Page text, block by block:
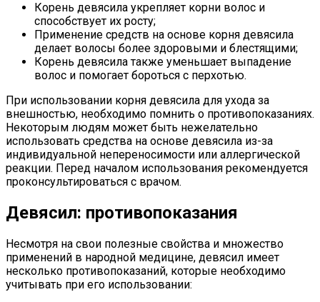
Корень девясила укрепляет корни волос и
способствует их росту;
Применение средств на основе корня девясила
делает волосы более здоровыми и блестящими;
Корень девясила также уменьшает выпадение
волос и помогает бороться с перхотью.
При использовании корня девясила для ухода за
внешностью, необходимо помнить о противопоказаниях.
Некоторым людям может быть нежелательно
использовать средства на основе девясила из-за
индивидуальной непереносимости или аллергической
реакции. Перед началом использования рекомендуется
проконсультироваться с врачом.
Девясил: противопоказания
Несмотря на свои полезные свойства и множество
применений в народной медицине, девясил имеет
несколько противопоказаний, которые необходимо
учитывать при его использовании: